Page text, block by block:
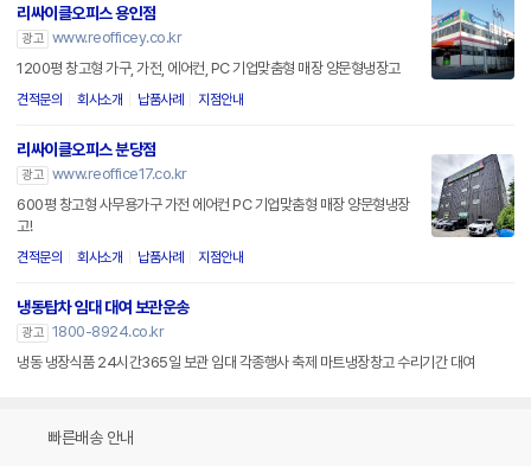
리싸이클오피스 용인점
광고 www.reofficey.co.kr
1200평 창고형 가구, 가전, 에어컨, PC 기업맞춤형 매장 양문형냉장고
견적문의 회사소개 납품사례 지점안내
리싸이클오피스 분당점
광고 www.reoffice17.co.kr
600평 창고형 사무용가구 가전 에어컨 PC 기업맞춤형 매장 양문형냉장
고!
견적문의 회사소개 납품사례 지점안내
냉동탑차 임대 대여 보관운송
광고 1800-8924.co.kr
냉동 냉장식품 24시간365일 보관 임대 각종행사 축제 마트냉장창고 수리기간 대여
빠른배송 안내